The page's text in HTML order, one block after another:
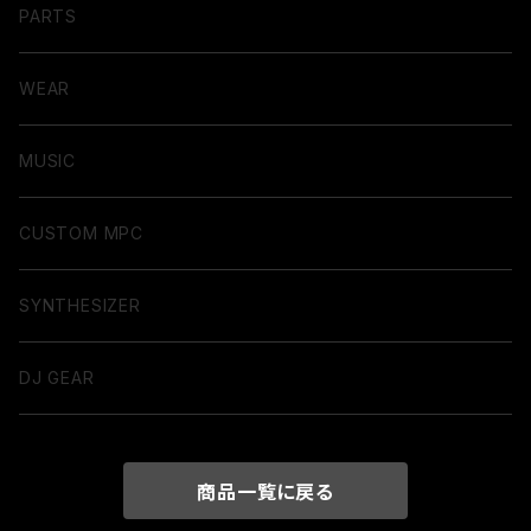
PARTS
WEAR
MUSIC
CUSTOM MPC
SYNTHESIZER
DJ GEAR
商品一覧に戻る